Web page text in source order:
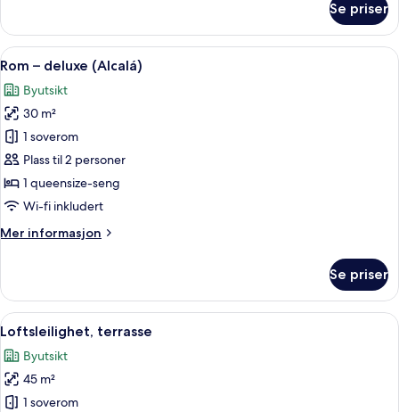
–
junior
(Alcalá)
Se priser
Åpne
alle
bildene
av
Rom
–
deluxe
(Alcalá)
Rom – deluxe (Alcalá) | Allergitestet
6
Rom – deluxe (Alcalá)
Byutsikt
30 m²
1 soverom
Plass til 2 personer
1 queensize-seng
Wi-fi inkludert
Mer informasjon
Mer
–
deluxe
(Alcalá)
Se priser
Åpne
alle
bildene
av
Loftsleilighet,
Allergitestet sengetøy, dundyner og
11
Loftsleilighet, terrasse
Byutsikt
45 m²
1 soverom